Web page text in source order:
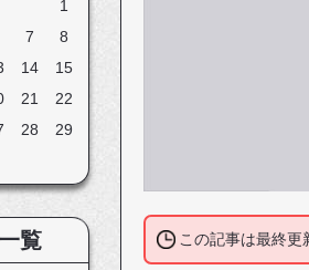
この記事は最終更
1
7
8
14
15
21
22
28
29
覧